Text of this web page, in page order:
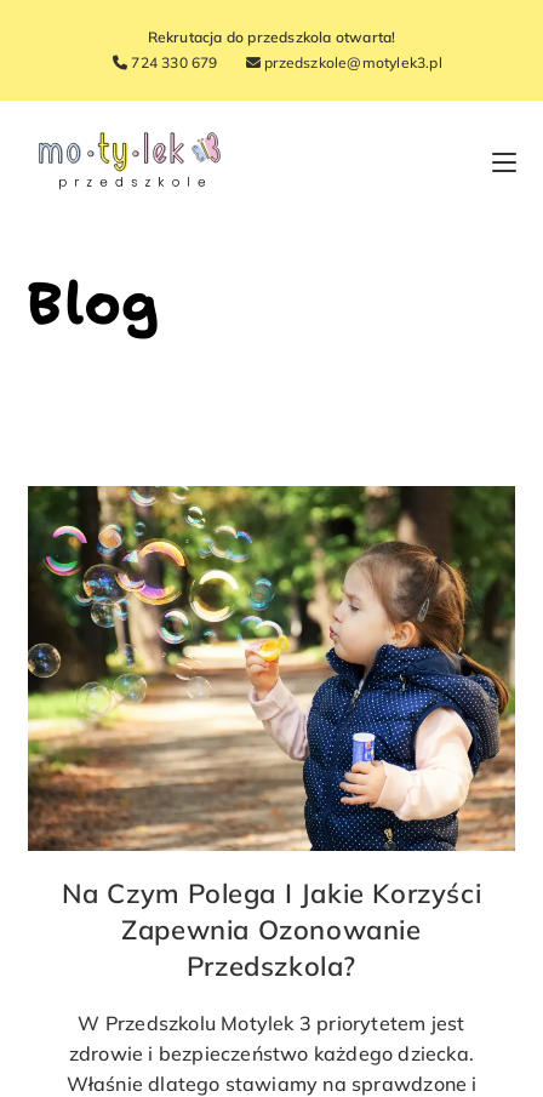
Rekrutacja do przedszkola otwarta!
724 330 679
przedszkole@motylek3.pl
Blog
Na Czym Polega I Jakie Korzyści
Zapewnia Ozonowanie
Przedszkola?
W Przedszkolu Motylek 3 priorytetem jest
zdrowie i bezpieczeństwo każdego dziecka.
Właśnie dlatego stawiamy na sprawdzone i